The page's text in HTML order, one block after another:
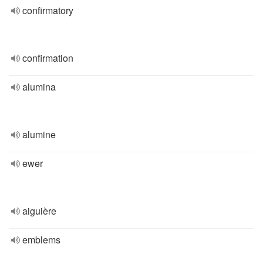
confirmatory
confirmation
alumina
alumine
ewer
aiguière
emblems